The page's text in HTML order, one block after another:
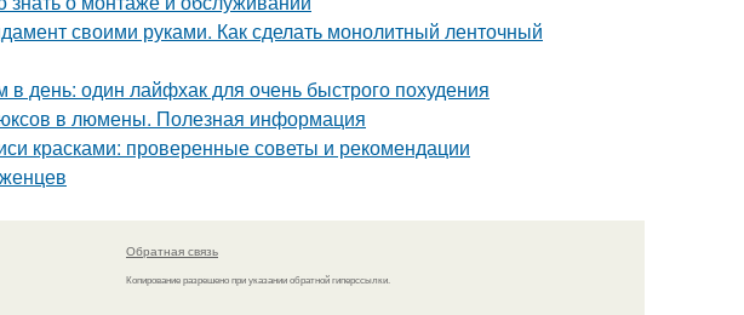
своими руками. Как сделать монолитный ленточный
день: один лайфхак для очень быстрого похудения
в люмены. Полезная информация
красками: проверенные советы и рекомендации
Обратная связь
Копирование разрешено при указании обратной гиперссылки.